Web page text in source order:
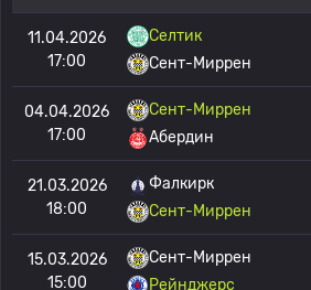
11.04.2026
17:00
Селтик
Сент-Миррен
04.04.2026
17:00
Сент-Миррен
Абердин
21.03.2026
18:00
Фалкирк
Сент-Миррен
15.03.2026
15:00
Сент-Миррен
Рейнджерс